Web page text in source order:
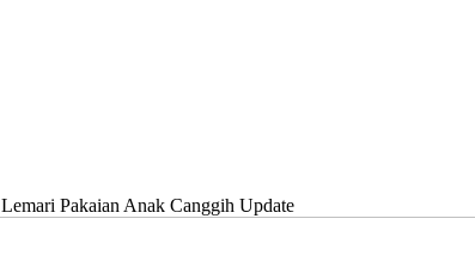
Lemari Pakaian Anak Canggih Update